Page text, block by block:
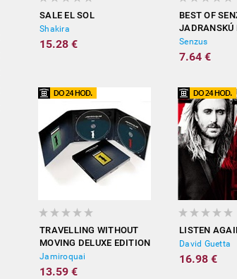
SALE EL SOL
Shakira
15.28 €
BEST OF
JADRANSKÚ
Senzus
7.64 €
TRAVELLING WITHOUT
MOVING DELUXE EDITION
Jamiroquai
13.59 €
LISTEN
David Guetta
16.98 €